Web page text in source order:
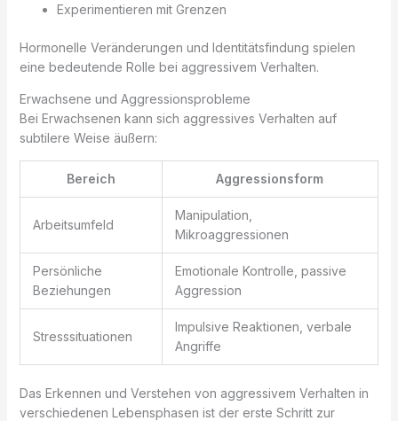
Experimentieren mit Grenzen
Hormonelle Veränderungen und Identitätsfindung spielen
eine bedeutende Rolle bei aggressivem Verhalten.
Erwachsene und Aggressionsprobleme
Bei Erwachsenen kann sich aggressives Verhalten auf
subtilere Weise äußern:
Bereich Aggressionsform
Arbeitsumfeld
Manipulation,
Mikroaggressionen
Persönliche
Beziehungen
Emotionale Kontrolle, passive
Aggression
Stresssituationen
Impulsive Reaktionen, verbale
Angriffe
Das Erkennen und Verstehen von aggressivem Verhalten in
verschiedenen Lebensphasen ist der erste Schritt zur